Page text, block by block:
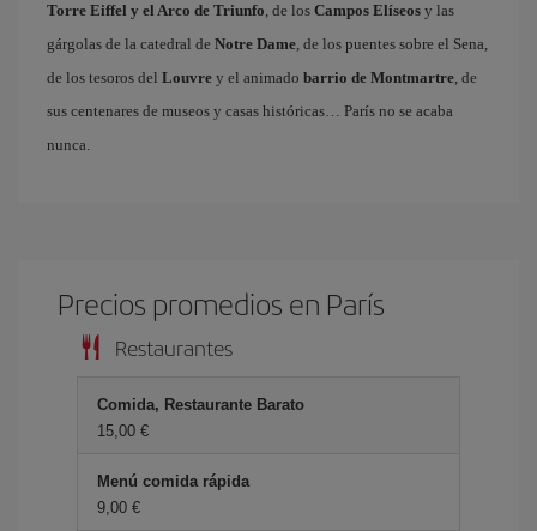
Torre Eiffel y el Arco de Triunfo, de los Campos Elíseos y las
gárgolas de la catedral de Notre Dame, de los puentes sobre el Sena,
de los tesoros del Louvre y el animado barrio de Montmartre, de
sus centenares de museos y casas históricas… París no se acaba
nunca.
Precios promedios en París
Restaurantes
Comida, Restaurante Barato
15,00 €
Menú comida rápida
9,00 €